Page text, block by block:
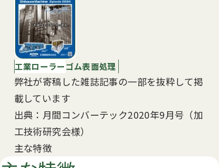
工業ローラー ゴム表面処理
弊社が寄稿した雑誌記事の一部を抜粋して掲
載しています
出典：月間コンバーテック2020年9月号（加
工技術研究会様）
主な特徴